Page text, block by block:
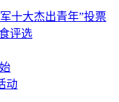
十大杰出青年”投票
评选
动